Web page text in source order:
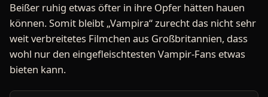
Beißer ruhig etwas öfter in ihre Opfer hätten hauen
können. Somit bleibt „Vampira“ zurecht das nicht sehr
weit verbreitetes Filmchen aus Großbritannien, dass
wohl nur den eingefleischtesten Vampir-Fans etwas
bieten kann.